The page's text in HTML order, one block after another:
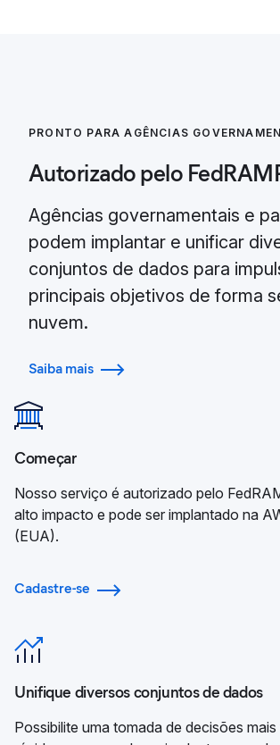
PRONTO PARA AGÊNCIAS
Autorizado pelo
Agências governamentais e
podem implantar e unificar
conjuntos de dados para
principais objetivos de forma
nuvem.
Saiba mais
Começar
Nosso serviço é autorizado pelo
alto impacto e pode ser implantado na
(EUA).
Cadastre-se
Unifique diversos conjuntos de dados
Possibilite uma tomada de decisões